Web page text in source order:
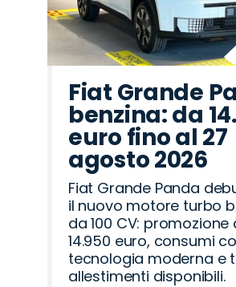
Fiat Grande
benzina: da
euro fino al 27
agosto 2026
Fiat Grande Panda
il nuovo motore turbo
da 100 CV: promozione
14.950 euro, consumi
tecnologia moderna e
allestimenti disponibili.